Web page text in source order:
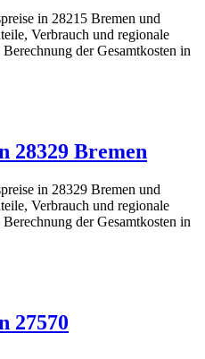
in 28215 Bremen und
Verbrauch und regionale
der Gesamtkosten in
28329 Bremen
in 28329 Bremen und
Verbrauch und regionale
der Gesamtkosten in
27570